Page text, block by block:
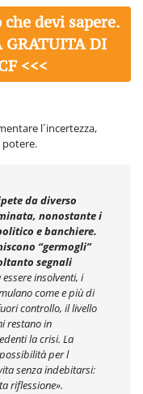
devi sapere.
GRATUITA DI
<<<
l´incertezza,
potere.
da diverso
nonostante i
e banchiere.
“germogli”
segnali
insolventi, i
come e più di
controllo, il livello
restano in
la crisi. La
per l
senza indebitarsi:
riflessione».